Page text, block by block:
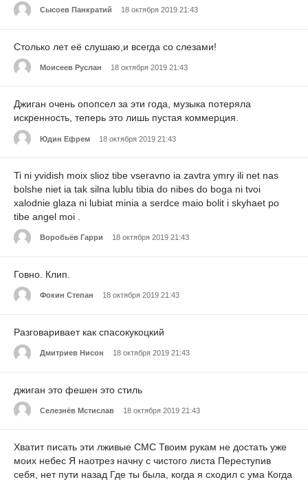
Сысоев Панкратий 18 октября 2019 21:43
Столько лет её слушаю,и всегда со слезами!
Моисеев Руслан 18 октября 2019 21:43
Джиган очень опопсел за эти года, музыка потеряла
искренность, теперь это лишь пустая коммерция.
Юдин Ефрем 18 октября 2019 21:43
Ti ni yvidish moix slioz tibe vseravno ia zavtra ymry ili net nas
bolshe niet ia tak silna lublu tibia do nibes do boga ni tvoi
xalodnie glaza ni lubiat minia a serdce maio bolit i skyhaet po
tibe angel moi .
Воробьёв Гарри 18 октября 2019 21:43
Говно. Клип.
Фокин Степан 18 октября 2019 21:43
Разговаривает как спасокукоцкий
Дмитриев Нисон 18 октября 2019 21:43
джиган это фешен это стиль
Селезнёв Мстислав 18 октября 2019 21:43
Хватит писать эти лживые СМС Твоим рукам не достать уже
моих небес Я наотрез начну с чистого листа Переступив
себя, нет пути назад Где ты была, когда я сходил с ума Когда